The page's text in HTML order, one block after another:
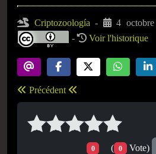
Criptozoología - 4
-
Voir l'historique
Précédent
0 ( 0 Vote)